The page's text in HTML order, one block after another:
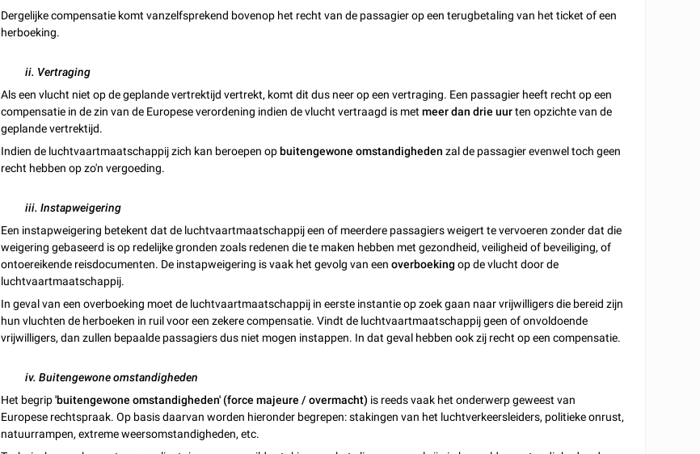
Dergelijke compensatie komt vanzelfsprekend bovenop het recht van de passagier op een terugbetaling van het ticket of een
herboeking.
ii. Vertraging
Als een vlucht niet op de geplande vertrektijd vertrekt, komt dit dus neer op een vertraging. Een passagier heeft recht op een
compensatie in de zin van de Europese verordening indien de vlucht vertraagd is metmeer dan drie uurten opzichte van de
geplande vertrektijd.
Indien de luchtvaartmaatschappij zich kan beroepen op buitengewone omstandigheden zal de passagier evenwel toch geen
recht hebben op zo'n vergoeding.
iii. Instapweigering
Een instapweigering betekent dat de luchtvaartmaatschappij een of meerdere passagiers weigert te vervoeren zonder dat die
weigering gebaseerd is op redelijke gronden zoals redenen die te maken hebben met gezondheid, veiligheid of beveiliging, of
ontoereikende reisdocumenten. De instapweigering is vaak het gevolg van eenoverboeking op de vlucht door de
luchtvaartmaatschappij.
In geval van een overboeking moet de luchtvaartmaatschappij in eerste instantie op zoek gaan naar vrijwilligers die bereid zijn
hun vluchten de herboeken in ruil voor een zekere compensatie. Vindt de luchtvaartmaatschappij geen of onvoldoende
vrijwilligers, dan zullen bepaalde passagiers dus niet mogen instappen. In dat geval hebben ook zij recht op een compensatie.
iv. Buitengewone omstandigheden
Het begrip'buitengewone omstandigheden' (force majeure / overmacht) is reeds vaak het onderwerp geweest van
Europese rechtspraak. Op basis daarvan worden hieronder begrepen: stakingen van het luchtverkeersleiders, politieke onrust,
natuurrampen, extreme weersomstandigheden, etc.